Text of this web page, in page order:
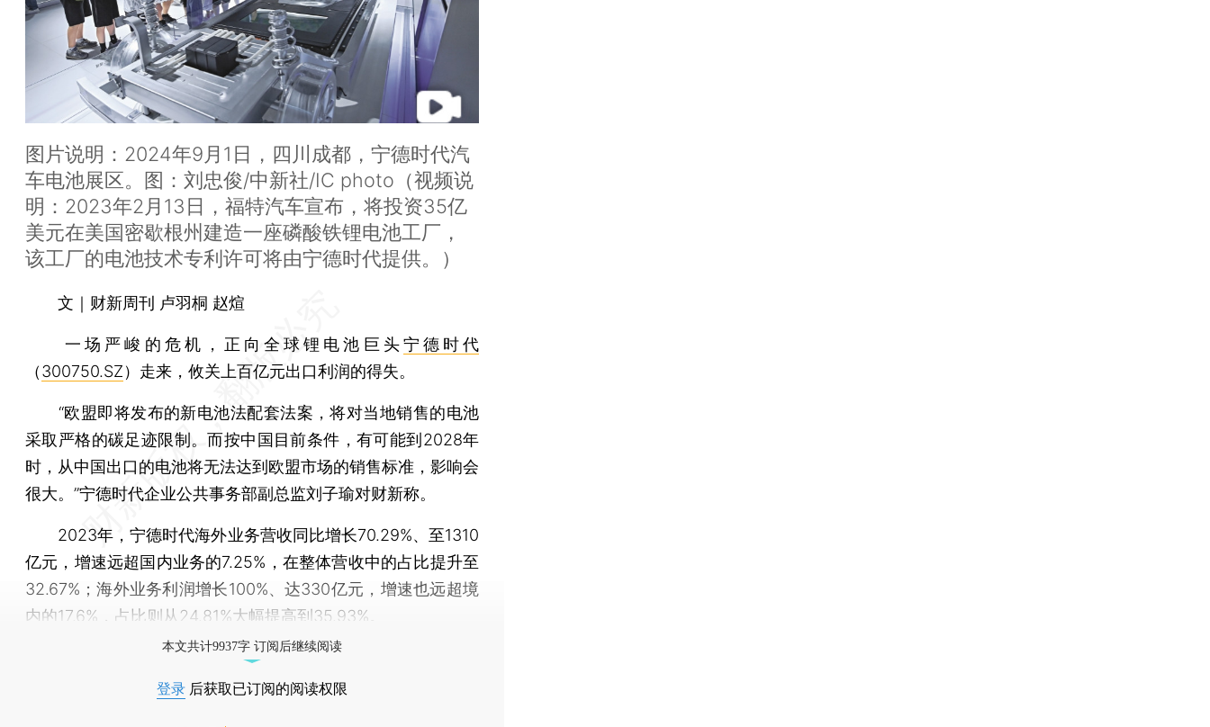
图片说明：2024年9月1日，四川成都，宁德时代汽
车电池展区。图：刘忠俊/中新社/IC photo（视频说
明：2023年2月13日，福特汽车宣布，将投资35亿
美元在美国密歇根州建造一座磷酸铁锂电池工厂，
该工厂的电池技术专利许可将由宁德时代提供。）
文｜财新周刊 卢羽桐 赵煊
一场严峻的危机，正向全球锂电池巨头宁德时代
（300750.SZ）走来，攸关上百亿元出口利润的得失。
“欧盟即将发布的新电池法配套法案，将对当地销售的电池
采取严格的碳足迹限制。而按中国目前条件，有可能到2028年
时，从中国出口的电池将无法达到欧盟市场的销售标准，影响会
很大。”宁德时代企业公共事务部副总监刘子瑜对财新称。
2023年，宁德时代海外业务营收同比增长70.29%、至1310
亿元，增速远超国内业务的7.25%，在整体营收中的占比提升至
32.67%；海外业务利润增长100%、达330亿元，增速也远超境
内的17.6%，占比则从24.81%大幅提高到35.93%。
本文共计9937字 订阅后继续阅读
登录 后获取已订阅的阅读权限